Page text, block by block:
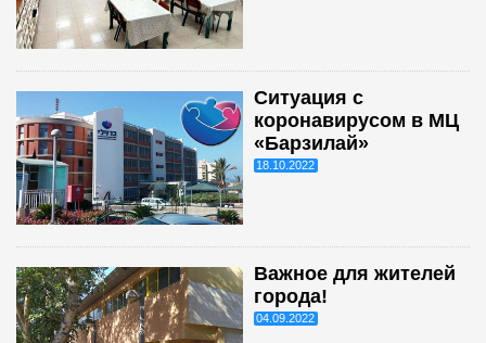
Ситуация с
коронавирусом в МЦ
«Барзилай»
18.10.2022
Важное для жителей
города!
04.09.2022